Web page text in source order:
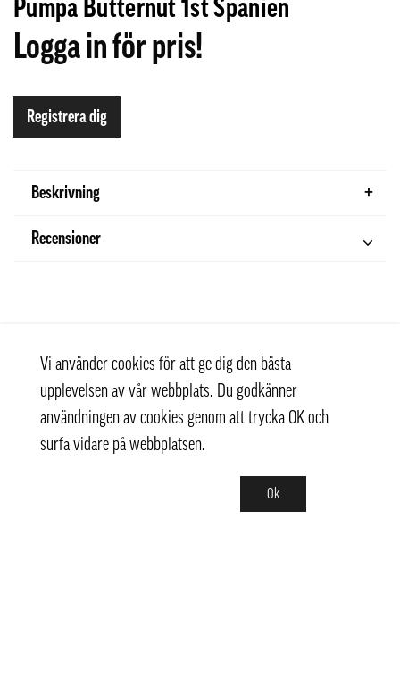
Pumpa Butternut 1st Spanien
Logga in för pris!
Registrera dig
Beskrivning
Recensioner
Vi använder cookies för att ge dig den bästa
upplevelsen av vår webbplats. Du godkänner
användningen av cookies genom att trycka OK och
surfa vidare på webbplatsen.
Ok